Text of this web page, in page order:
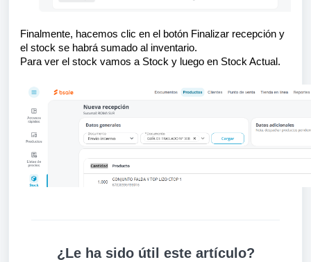
Finalmente, hacemos clic en el botón Finalizar recepción y
el stock se habrá sumado al inventario.
Para ver el stock vamos a Stock y luego en Stock Actual.
¿Le ha sido útil este artículo?